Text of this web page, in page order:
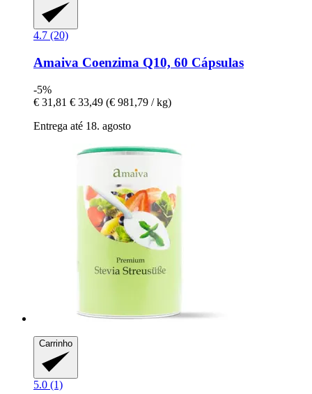
4.7 (20)
Amaiva Coenzima Q10, 60 Cápsulas
-5%
€ 31,81 € 33,49 (€ 981,79 / kg)
Entrega até 18. agosto
Carrinho
5.0 (1)